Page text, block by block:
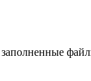
заполненные